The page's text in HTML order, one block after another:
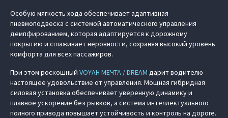
Особую мягкость хода обеспечивает адаптивная
пневмоподвеска с системой автоматического управления
демпфированием, которая адаптируется к дорожному
покрытию и сглаживает неровности, сохраняя высокий уровень
комфорта для всех пассажиров.
При этом роскошный VOYAH МЕЧТА / DREAM дарит водителю
настоящее удовольствие от управления. Мощная гибридная
силовая установка обеспечивает уверенную динамику и
плавное ускорение без рывков, а система интеллектуального
полного привода повышает устойчивость и контроль на дороге.